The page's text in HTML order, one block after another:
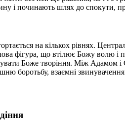
і починають шлях до спокути,
на кількох рівнях.
фігура, що втілює Божу волю
Боже творіння. Між Адамом і
боротьбу, взаємні